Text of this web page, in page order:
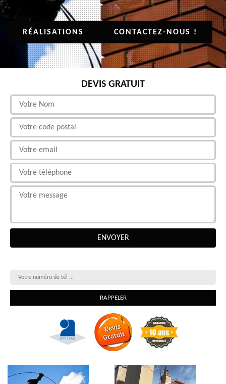
RÉALISATIONS CONTACTEZ-NOUS !
DEVIS GRATUIT